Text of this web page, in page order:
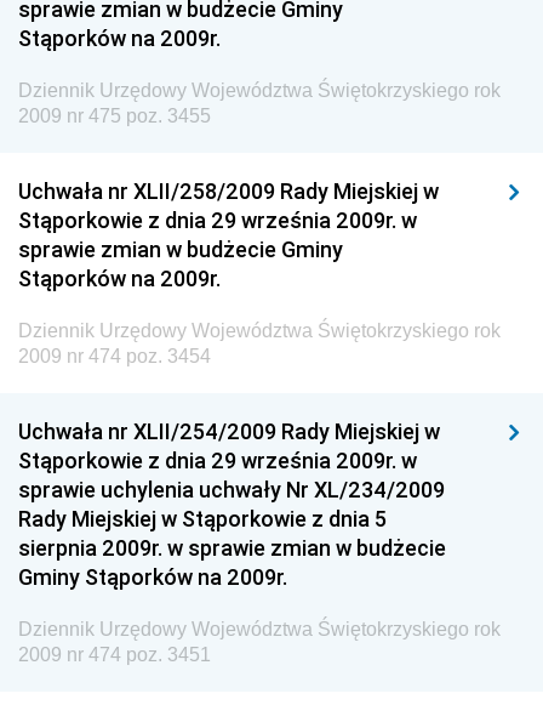
Chemicznego i Lekkiego
Dziennik Urzędowy Ministerstwa Rolnictwa i
Dziennik Urzędowy Ministra Rodziny, Pracy i Polityki
Dziennik Urzędowy Ministra Cyfryzacji
Dziennik Urzędowy Ministra Rozwoju
Dziennik Urzędowy Ministra Infrastruktury i
Dziennik Urzędowy Ministra Gospodarki Morskiej i
Żeglugi Śródlądowej
Dziennik Urzędowy Ministra Finansów
Dziennik Urzędowy Ministra Sprawiedliwości
Dziennik Urzędowy Ministra Rozwoju i Finansów
Dziennik Urzędowy Wyższego Urzędu Górniczego
Dziennik Urzędowy Prezesa Urzędu Transportu
Kolejowego
sprawie zmian w budżecie Gminy
Stąporków na 2009r.
Dziennik Urzędowy Województwa Świętokrzyskiego rok
2009 nr 475 poz. 3455
Uchwała nr XLII/258/2009 Rady Miejskiej w
Stąporkowie z dnia 29 września 2009r. w
sprawie zmian w budżecie Gminy
Stąporków na 2009r.
Dziennik Urzędowy Województwa Świętokrzyskiego rok
2009 nr 474 poz. 3454
Uchwała nr XLII/254/2009 Rady Miejskiej w
Stąporkowie z dnia 29 września 2009r. w
sprawie uchylenia uchwały Nr XL/234/2009
Rady Miejskiej w Stąporkowie z dnia 5
sierpnia 2009r. w sprawie zmian w budżecie
Gminy Stąporków na 2009r.
Dziennik Urzędowy Województwa Świętokrzyskiego rok
2009 nr 474 poz. 3451